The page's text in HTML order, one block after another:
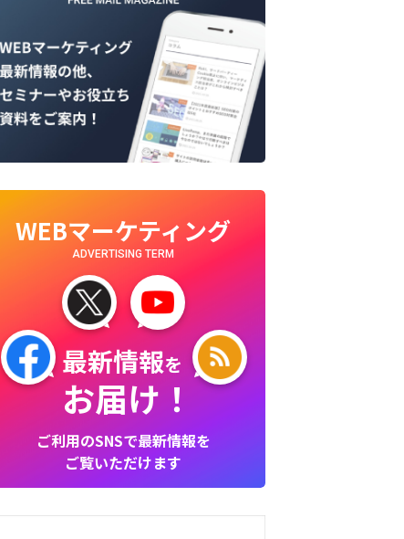
WEBマーケティング
ADVERTISING TERM
最新情報を
お届け！
ご利用のSNSで最新情報を
ご覧いただけます